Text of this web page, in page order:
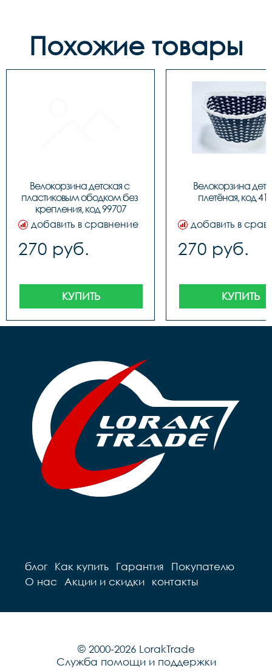
Похожие товары
Велокорзина детская с
пластиковым ободком без
крепления, код 99707
добавить в сравнение
270 руб.
КУПИТЬ
Велокорзина
плетёная, код
добавить в
270 руб.
КУПИТЬ
блог Как купить Гарантия
Покупателю
О нас
Акции и скидки контакты
© 2000-2026 LorakTrade
Служба помощи и поддержки